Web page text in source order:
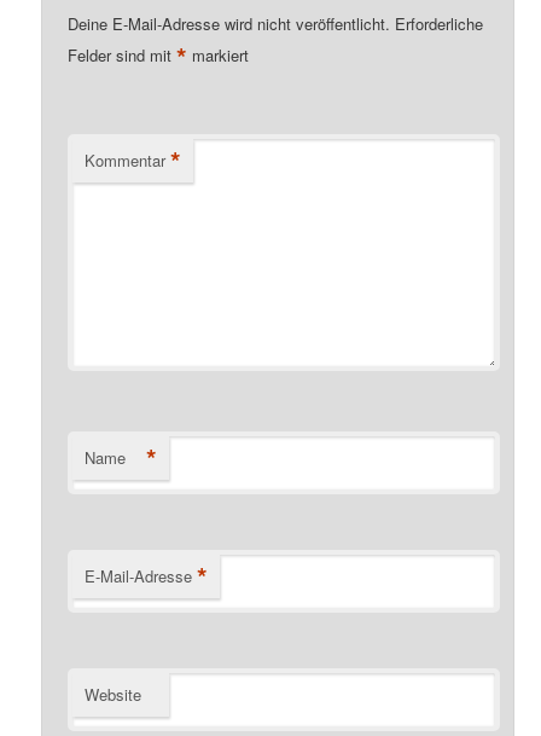
Deine E-Mail-Adresse wird nicht veröffentlicht. Erforderliche
Felder sind mit* markiert
Kommentar *
Name *
E-Mail-Adresse *
Website